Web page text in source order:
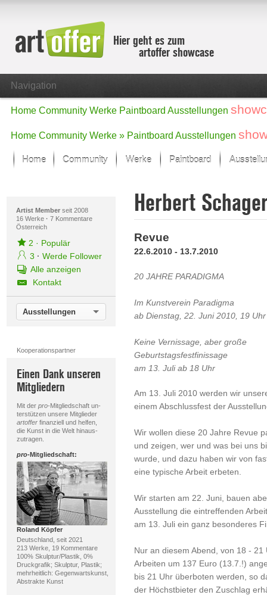
Hier geht es zum
artoffer showcase
Navigation
Home Community Werke Paintboard Ausstellungen
Home Community Werke » Paintboard Ausstellungen
Home Community Werke
Der letzte Monat im Fokus
Alle Fokus-Werke
Fokus-Werke
Neue Werke – Auswahl
Paintboard
Artist Memberseit 2008
16 Werke · 7 Kommentare
Österreich
2 · Populär
3 · Werde Follower
Alle anzeigen
Kontakt
Ausstellungen
Kooperationspartner
Einen Dank unseren
Mitgliedern
Mit der pro-Mitgliedschaft un-
terstützen unsere Mitglieder
artofferfinanziell und helfen,
die Kunst in die Welt hinaus-
zutragen.
pro-Mitgliedschaft:
Roland Köpfer
Deutschland, seit 2021
213 Werke, 19 Kommentare
100% Skulptur/Plastik, 0%
Druckgrafik; Skulptur, Plastik;
mehrheitlich: Gegenwartskunst,
Abstrakte Kunst
Herbert
Revue
22.6.2010 - 13.7.2010
20 JAHRE PARADIGMA
Im Kunstverein Paradigma
ab Dienstag, 22. Juni 2010, 19 Uhr
Keine Vernissage, aber große
Geburtstagsfestfinissage
am 13. Juli ab 18 Uhr
Am 13. Juli 2010 werden wir
einem Abschlussfest der
Wir wollen diese 20 Jahre Revue
und zeigen, wer und was bei uns
wurde, und dazu haben wir von
eine typische Arbeit erbeten.
Wir starten am 22. Juni, bauen
Ausstellung die eintreffenden
am 13. Juli ein ganz besonderes
Nur an diesem Abend, von 18 - 21
Arbeiten um 137 Euro (13.7.!)
bis 21 Uhr überboten werden, so
der Höchstbieter den Zuschlag